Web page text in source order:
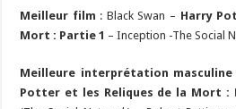
Meilleur film : Black Swan – Harry
Mort : Partie 1 – Inception -The Social
Meilleure interprétation masculine
Potter et les Reliques de la Mort :